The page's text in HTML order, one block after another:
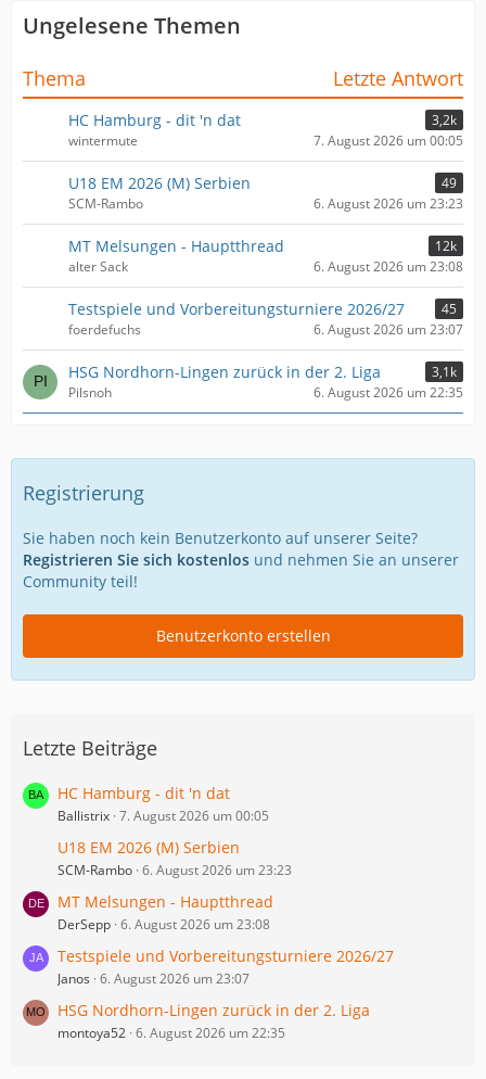
Ungelesene Themen
Thema Letzte Antwort
HC Hamburg - dit 'n dat
3,2k
wintermute
7. August 2026 um 00:05
U18 EM 2026 (M) Serbien
49
SCM-Rambo
6. August 2026 um 23:23
MT Melsungen - Hauptthread
12k
alter Sack
6. August 2026 um 23:08
Testspiele und Vorbereitungsturniere 2026/27
45
foerdefuchs
6. August 2026 um 23:07
HSG Nordhorn-Lingen zurück in der 2. Liga
3,1k
Pilsnoh
6. August 2026 um 22:35
Registrierung
Sie haben noch kein Benutzerkonto auf unserer Seite?
Registrieren Sie sich kostenlos und nehmen Sie an unserer
Community teil!
Benutzerkonto erstellen
Letzte Beiträge
HC Hamburg - dit 'n dat
Ballistrix 7. August 2026 um 00:05
U18 EM 2026 (M) Serbien
SCM-Rambo 6. August 2026 um 23:23
MT Melsungen - Hauptthread
DerSepp 6. August 2026 um 23:08
Testspiele und Vorbereitungsturniere 2026/27
Janos 6. August 2026 um 23:07
HSG Nordhorn-Lingen zurück in der 2. Liga
montoya52 6. August 2026 um 22:35